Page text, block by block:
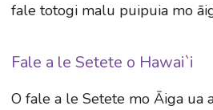
fale totogi malu puipuia mo
Fale a le Setete o Hawai`i
O fale a le Setete mo Āiga ua